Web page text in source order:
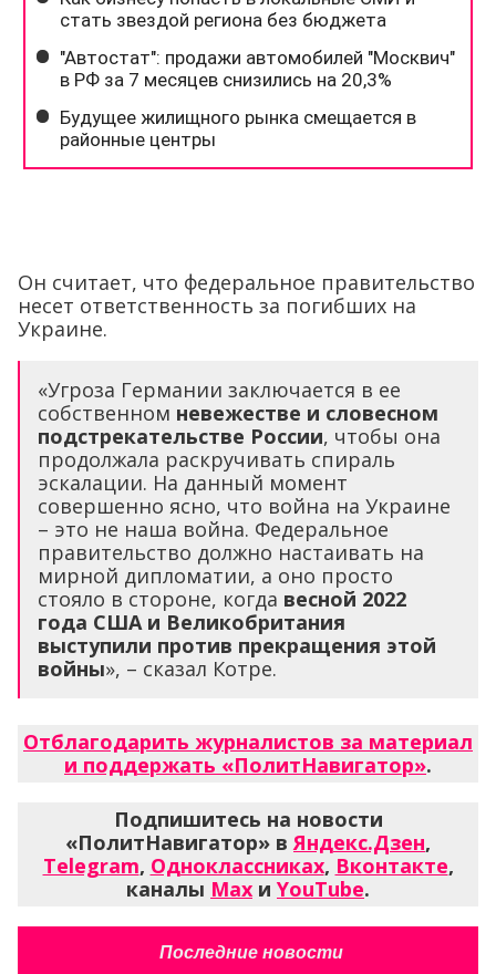
Он считает, что федеральное правительство
несет ответственность за погибших на
Украине.
«Угроза Германии заключается в ее
собственном невежестве и словесном
подстрекательстве России, чтобы она
продолжала раскручивать спираль
эскалации. На данный момент
совершенно ясно, что война на Украине
– это не наша война. Федеральное
правительство должно настаивать на
мирной дипломатии, а оно просто
стояло в стороне, когда весной 2022
года США и Великобритания
выступили против прекращения этой
войны», – сказал Котре.
Отблагодарить журналистов за материал
и поддержать «ПолитНавигатор».
Подпишитесь на новости
«ПолитНавигатор» вЯндекс.Дзен,
Telegram, Одноклассниках, Вконтакте,
каналы Max и YouTube.
Последние новости